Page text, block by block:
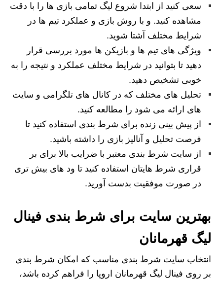
سعی کنید از ابتدا شروع لیگ تمامی بازی ها را با دقت
مشاهده کنید. و با روش بازی و عملکرد تیم ها در
شرایط مختلف آشتا شوید.
ویژگی های تیم ها و بازیکن ها مورد بررسی قرار
دهید تا بتوانید در شرایط مختلف عملکرد و نتیجه را به
خوبی تشخیص دهید.
تحلیل های مختلف که در کانال های تلگرامی و سایت
های ارائه می شود را مطالعه کنید.
از پیش بینی زنده برای شرط بندی استفاده کنید تا
فرصت تحلیل و آنالیز بازی را داشته باشید.
از سایت شرط بندی معتبر با ضرایب بالا برای بر
قراری شرط هایتان استفاده کنید تا ود های بیش تری
در صورت موفقیت بدست آورید.
بهترین سایت برای شرط بندی فینال
لیگ قهرمانان
انتخاب سایت شرط بندی مناسب که امکان شرط بندی
بر روی فينال ليگ قهرمانان اروپا را فراهم کرده باشد،